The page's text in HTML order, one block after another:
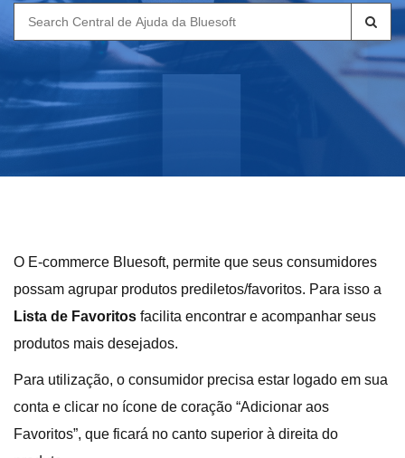
Search
for:
O E-commerce Bluesoft, permite que seus consumidores
possam agrupar produtos prediletos/favoritos. Para isso a
Lista de Favoritos facilita encontrar e acompanhar seus
produtos mais desejados.
Para utilização, o consumidor precisa estar logado em sua
conta e clicar no ícone de coração “Adicionar aos
Favoritos”, que ficará no canto superior à direita do